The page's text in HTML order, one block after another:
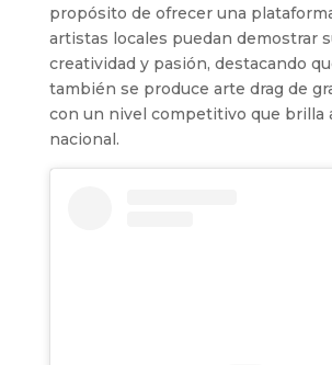
propósito de ofrecer una
artistas locales puedan demostrar
creatividad y pasión, destacando
también se produce arte drag de
con un nivel competitivo que brilla
nacional.